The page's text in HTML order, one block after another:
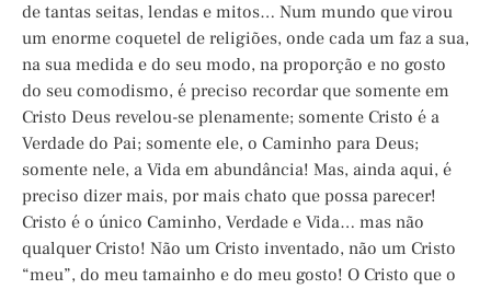
de tantas seitas, lendas e mitos… Num mundo que virou
um enorme coquetel de religiões, onde cada um faz a sua,
na sua medida e do seu modo, na proporção e no gosto
do seu comodismo, é preciso recordar que somente em
Cristo Deus revelou-se plenamente; somente Cristo é a
Verdade do Pai; somente ele, o Caminho para Deus;
somente nele, a Vida em abundância! Mas, ainda aqui, é
preciso dizer mais, por mais chato que possa parecer!
Cristo é o único Caminho, Verdade e Vida… mas não
qualquer Cristo! Não um Cristo inventado, não um Cristo
“meu”, do meu tamainho e do meu gosto! O Cristo que o